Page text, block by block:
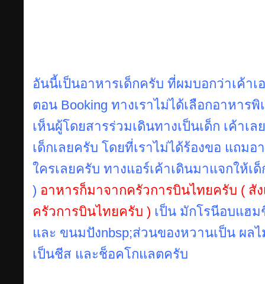
อันนี้เป็นอาหารเด็กครับ ที่ผมบอกว่าเค้า
ตอน Booking ทางเราไม่ได้เลือกอาหาร
เห็นผู้โดยสารร่วมเดินทางเป็นเด็ก เค้าเ
เด็กเลยครับ โดยที่เราไม่ได้ร้องขอ แถมอ
ใครเลยครับ ทางแอร์เค้าเดินมาแจกให้เ
) อาหารก็มาจากครัวการบินไทยครับ ( สัง
ครัวการบินไทยครับ ) เป็น มักโรนีอบแฮ
และ ขนมปังnbsp;ส่วนของหวานเป็น ผล
เป็นชีส และช็อคโกแลตครับ